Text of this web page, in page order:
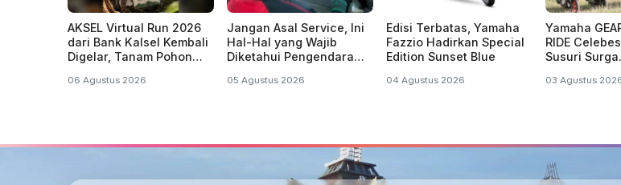
AKSEL Virtual Run 2026
dari Bank Kalsel Kembali
Digelar, Tanam Pohon
06 Agustus 2026
Jangan Asal Service, Ini
Hal-Hal yang Wajib
Diketahui Pengendara
Prima
05 Agustus 2026
Edisi Terbatas, Yamaha
Fazzio Hadirkan Special
Edition Sunset Blue
04 Agustus 2026
Yamaha
RIDE
Susuri Surga
Celebes
03 Agustus